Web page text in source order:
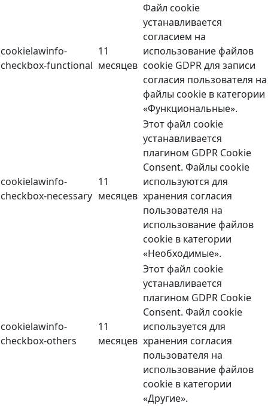
cookielawinfo-
checkbox-functional
11
месяцев
Файл cookie
устанавливается
согласием на
использование файлов
cookie GDPR для записи
согласия пользователя на
файлы cookie в категории
«Функциональные».
cookielawinfo-
checkbox-necessary
11
месяцев
Этот файл cookie
устанавливается
плагином GDPR Cookie
Consent. Файлы cookie
используются для
хранения согласия
пользователя на
использование файлов
cookie в категории
«Необходимые».
cookielawinfo-
checkbox-others
11
месяцев
Этот файл cookie
устанавливается
плагином GDPR Cookie
Consent. Файл cookie
используется для
хранения согласия
пользователя на
использование файлов
cookie в категории
«Другие».